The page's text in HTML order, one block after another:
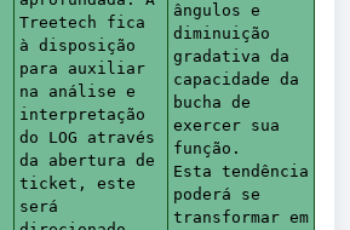
Treetech fica
à disposição
para auxiliar
na análise e
interpretação
do LOG através
da abertura de
ticket, este
será
ângulos e
diminuição
gradativa da
capacidade da
bucha de
exercer sua
função.
Esta tendência
poderá se
transformar em